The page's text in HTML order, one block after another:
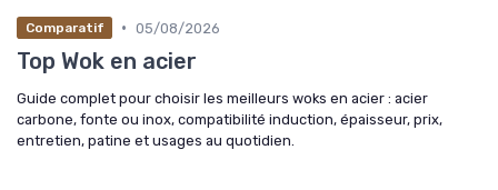
Comparatif • 05/08/2026
Top Wok en acier
Guide complet pour choisir les meilleurs woks en acier : acier
carbone, fonte ou inox, compatibilité induction, épaisseur, prix,
entretien, patine et usages au quotidien.